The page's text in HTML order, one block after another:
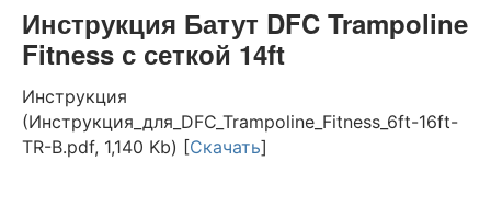
Инструкция Батут DFC Trampoline
Fitness с сеткой 14ft
Инструкция
(Инструкция_для_DFC_Trampoline_Fitness_6ft-16ft-
TR-B.pdf, 1,140 Kb) [Скачать]